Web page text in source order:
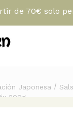
de 70€ solo
Japonesa /
200g